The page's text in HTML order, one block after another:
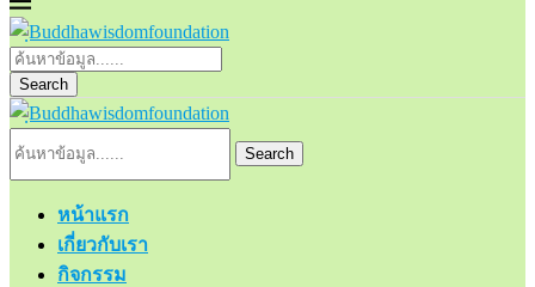
Search
Search
หน้าแรก
เกี่ยวกับเรา
กิจกรรม